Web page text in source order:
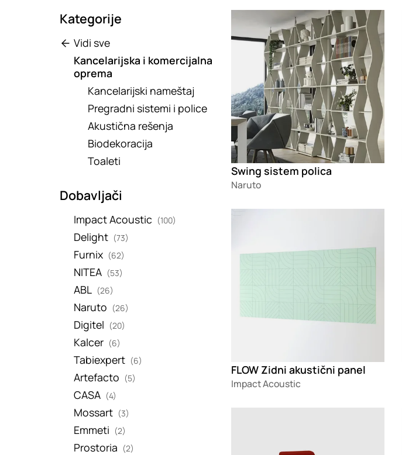
Kategorije
Vidi sve
Kancelarijska i komercijalna
oprema
Kancelarijski nameštaj
Pregradni sistemi i police
Akustična rešenja
Biodekoracija
Toaleti
Dobavljači
Impact Acoustic (100)
Delight (73)
Furnix (62)
NITEA (53)
ABL (26)
Naruto (26)
Digitel (20)
Kalcer (6)
Tabiexpert (6)
Artefacto (5)
CASA (4)
Mossart (3)
Emmeti (2)
Prostoria (2)
Swing sistem polica
Naruto
FLOW Zidni akustični panel
Impact Acoustic